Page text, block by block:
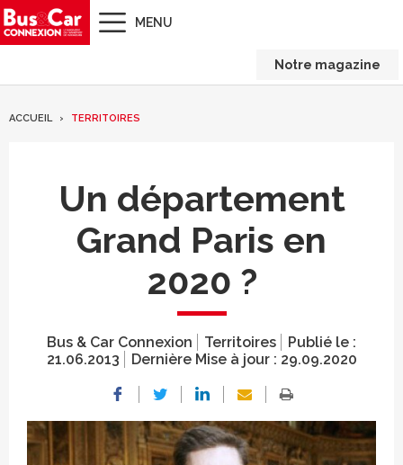
MENU
Notre magazine
ACCUEIL TERRITOIRES
Un département
Grand Paris en
2020 ?
Bus & Car Connexion Territoires
Publié le :
21.06.2013
Dernière Mise à jour : 29.09.2020